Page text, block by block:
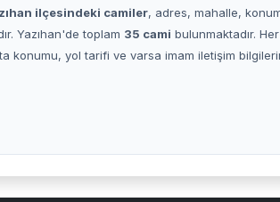
ilçesindeki camiler, adres, mahalle,
Yazıhan'de toplam 35 cami bulunmaktadır.
konumu, yol tarifi ve varsa imam iletişim